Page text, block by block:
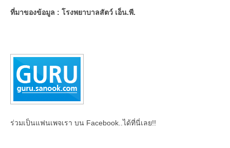
ที่มาของข้อมูล : โรงพยาบาลสัตว์ เอ็น.พี.
ร่วมเป็นแฟนเพจเรา บน Facebook..ได้ที่นี่เลย!!